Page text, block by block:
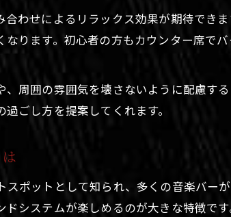
生演奏バーで非日常を楽し
音楽とバーで前向きな一週
落ち着きあるバーで整える自分時
バーで味わう一人時間と音楽
DJバーで静かに過ごす週明け
レコードバーが叶える癒しの
生演奏バーで自分と向き合う
わせによるリラックス効果が期待でき
ります。初心者の方もカウンター席で
周囲の雰囲気を壊さないように配慮す
ごし方を提案してくれます。
ポットとして知られ、多くの音楽バー
システムが楽しめるのが大きな特徴です